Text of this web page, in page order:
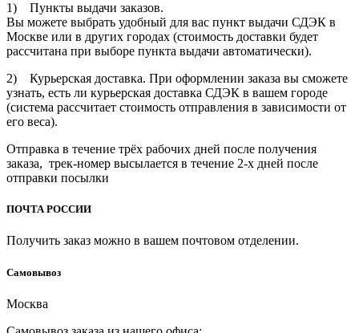
1) Пункты выдачи заказов.
Вы можете выбрать удобный для вас пункт выдачи СДЭК в
Москве или в других городах (стоимость доставки будет
рассчитана при выборе пункта выдачи автоматически).
2) Курьерская доставка. При оформлении заказа вы сможете
узнать, есть ли курьерская доставка СДЭК в вашем городе
(система рассчитает стоимость отправления в зависимости от
его веса).
Отправка в течение трёх рабочих дней после получения
заказа, трек-номер высылается в течение 2-х дней после
отправки посылки
ПОЧТА РОССИИ
Получить заказ можно в вашем почтовом отделении.
Cамовывоз
Москва